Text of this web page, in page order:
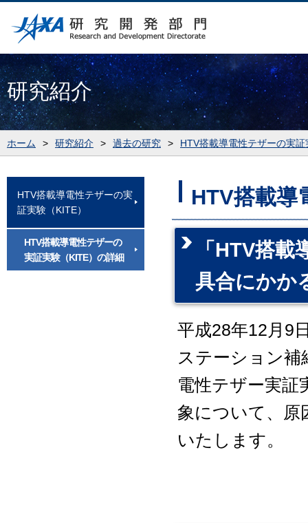
研究紹介
ホーム > 研究紹介 > 過去の研究 > HTV搭載導電性テザーの実
HTV搭載導電性テザーの実
証実験（KITE）
HTV搭載導電性テザーの
実証実験（KITE）の詳細
HTV搭載導
「HTV搭
具合にかか
平成28年12月9
ステーション補
電性テザー実証
象について、原
いたします。